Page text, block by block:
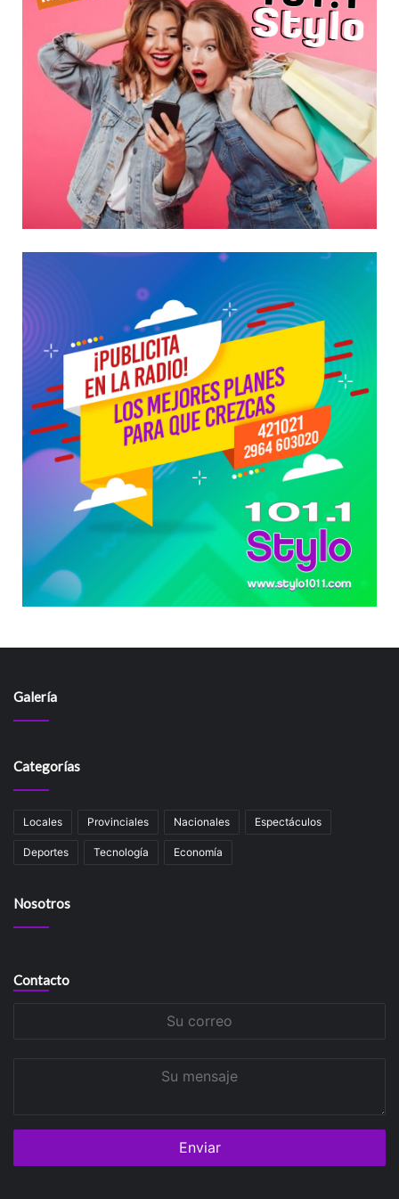
Galería
Categorías
Locales Provinciales Nacionales Espectáculos
Deportes Tecnología Economía
Nosotros
Contacto